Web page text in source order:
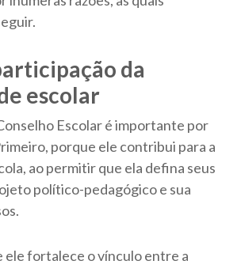
da
escolar
Escolar é importante por
porque ele contribui para a
ao permitir que ela defina seus
político-pedagógico e sua
ele fortalece o vínculo entre a